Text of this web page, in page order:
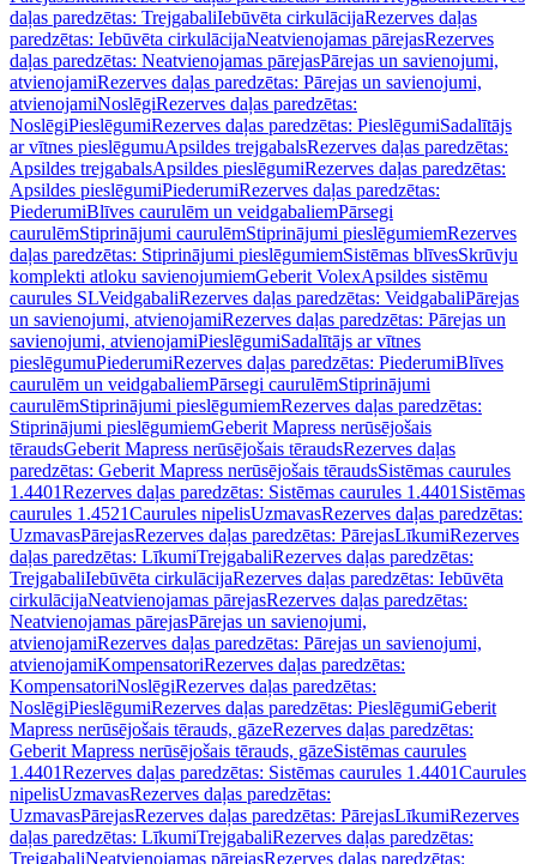
daļas paredzētas: TrejgabaliIebūvēta cirkulācijaRezerves daļas
paredzētas: Iebūvēta cirkulācijaNeatvienojamas pārejasRezerves
daļas paredzētas: Neatvienojamas pārejasPārejas un savienojumi,
atvienojamiRezerves daļas paredzētas: Pārejas un savienojumi,
atvienojamiNoslēgiRezerves daļas paredzētas:
NoslēgiPieslēgumiRezerves daļas paredzētas: PieslēgumiSadalītājs
ar vītnes pieslēgumuApsildes trejgabalsRezerves daļas paredzētas:
Apsildes trejgabalsApsildes pieslēgumiRezerves daļas paredzētas:
Apsildes pieslēgumiPiederumiRezerves daļas paredzētas:
PiederumiBlīves caurulēm un veidgabaliemPārsegi
caurulēmStiprinājumi caurulēmStiprinājumi pieslēgumiemRezerves
daļas paredzētas: Stiprinājumi pieslēgumiemSistēmas blīvesSkrūvju
komplekti atloku savienojumiemGeberit VolexApsildes sistēmu
caurules SLVeidgabaliRezerves daļas paredzētas: VeidgabaliPārejas
un savienojumi, atvienojamiRezerves daļas paredzētas: Pārejas un
savienojumi, atvienojamiPieslēgumiSadalītājs ar vītnes
pieslēgumuPiederumiRezerves daļas paredzētas: PiederumiBlīves
caurulēm un veidgabaliemPārsegi caurulēmStiprinājumi
caurulēmStiprinājumi pieslēgumiemRezerves daļas paredzētas:
Stiprinājumi pieslēgumiemGeberit Mapress nerūsējošais
tēraudsGeberit Mapress nerūsējošais tēraudsRezerves daļas
paredzētas: Geberit Mapress nerūsējošais tēraudsSistēmas caurules
1.4401Rezerves daļas paredzētas: Sistēmas caurules 1.4401 Sistēmas
caurules 1.4521Caurules nipelisUzmavasRezerves daļas paredzētas:
UzmavasPārejasRezerves daļas paredzētas: PārejasLīkumiRezerves
daļas paredzētas: LīkumiTrejgabaliRezerves daļas paredzētas:
TrejgabaliIebūvēta cirkulācijaRezerves daļas paredzētas: Iebūvēta
cirkulācijaNeatvienojamas pārejasRezerves daļas paredzētas:
Neatvienojamas pārejasPārejas un savienojumi,
atvienojamiRezerves daļas paredzētas: Pārejas un savienojumi,
atvienojamiKompensatoriRezerves daļas paredzētas:
KompensatoriNoslēgiRezerves daļas paredzētas:
NoslēgiPieslēgumiRezerves daļas paredzētas: PieslēgumiGeberit
Mapress nerūsējošais tērauds, gāzeRezerves daļas paredzētas:
Geberit Mapress nerūsējošais tērauds, gāzeSistēmas caurules
1.4401Rezerves daļas paredzētas: Sistēmas caurules 1.4401Caurules
nipelisUzmavasRezerves daļas paredzētas:
UzmavasPārejasRezerves daļas paredzētas: PārejasLīkumiRezerves
daļas paredzētas: LīkumiTrejgabaliRezerves daļas paredzētas:
TrejgabaliNeatvienojamas pārejasRezerves daļas paredzētas: